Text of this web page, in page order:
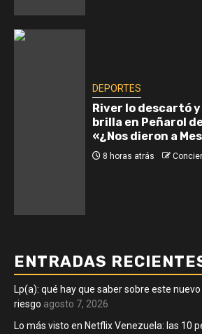
DEPORTES
River lo descartó
brilla en Peñarol
«¿Nos dieron a
8 horas atrás
ENTRADAS
Lp(a): qué hay que saber sobre este
riesgo agosto 7, 2026
Lo más visto en Netflix Venezuela: las 10